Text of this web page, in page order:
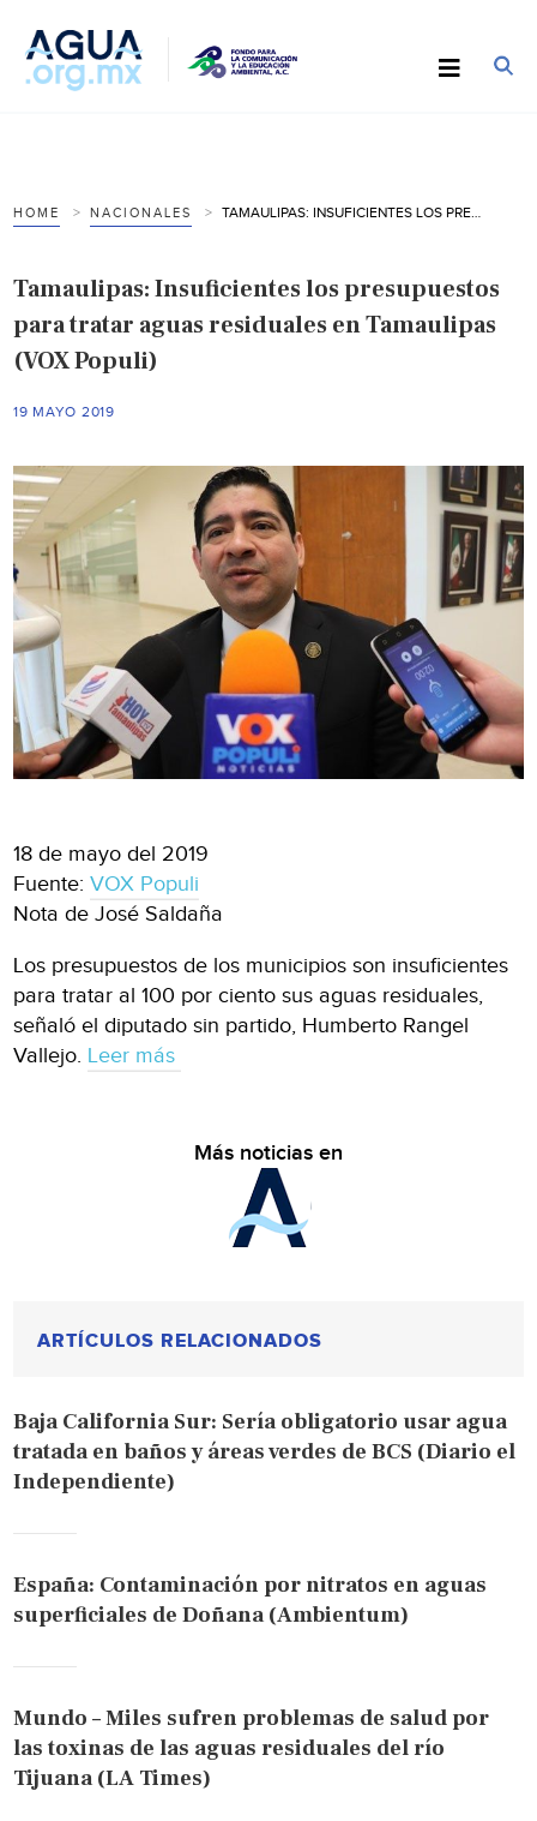
HOME NACIONALES
Tamaulipas: Insuficientes los presupuestos
para tratar aguas residuales en Tamaulipas
(VOX Populi)
19 MAYO 2019
18 de mayo del 2019
Fuente:VOX Populi
Nota de José Saldaña
Los presupuestos de los municipios son insuficientes
para tratar al 100 por ciento sus aguas residuales,
señaló el diputado sin partido, Humberto Rangel
Vallejo. Leer más
Más noticias en
ARTÍCULOS RELACIONADOS
Baja California Sur: Sería obligatorio usar agua
tratada en baños y áreas verdes de BCS (Diario el
Independiente)
España: Contaminación por nitratos en aguas
superficiales de Doñana (Ambientum)
Mundo – Miles sufren problemas de salud por
las toxinas de las aguas residuales del río
Tijuana (LA Times)